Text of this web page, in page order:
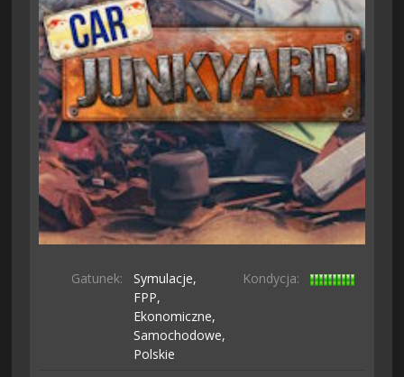
Gatunek:
Symulacje,
FPP,
Ekonomiczne,
Samochodowe,
Polskie
Kondycja: